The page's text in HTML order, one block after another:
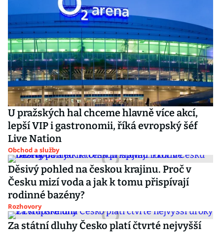
U pražských hal chceme hlavně více akcí,
lepší VIP i gastronomii, říká evropský šéf
Live Nation
Obchod a služby
Děsivý pohled na českou krajinu. Proč v
Česku mizí voda a jak k tomu přispívají
rodinné bazény?
Rozhovory
Za státní dluhy Česko platí čtvrté nejvyšší